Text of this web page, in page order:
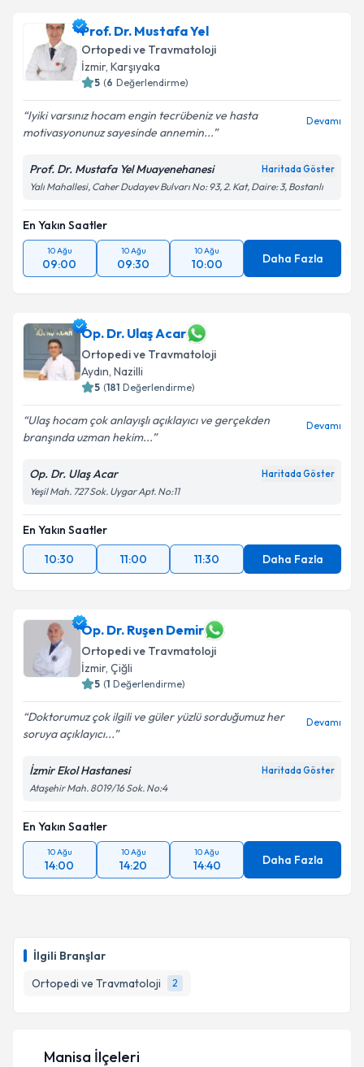
İlgili Branşlar
Ortopedi ve Travmatoloji
2
Prof. Dr. Mustafa Yel
Ortopedi ve Travmatoloji
İzmir, Karşıyaka
5 (6 Değerlendirme)
Iyiki varsınız hocam engin tecrübeniz ve hasta
motivasyonunuz sayesinde annemin...
Devamı
Prof. Dr. Mustafa Yel Muayenehanesi Haritada Göster
Yalı Mahallesi, Caher Dudayev Bulvarı No: 93, 2. Kat, Daire: 3, Bostanlı
En Yakın Saatler
10 Ağu
09:00
10 Ağu
09:30
10 Ağu
10:00 Daha Fazla
Op. Dr. Ulaş Acar
Ortopedi ve Travmatoloji
Aydın, Nazilli
5 (181 Değerlendirme)
Ulaş hocam çok anlayışlı açıklayıcı ve gerçekden
branşında uzman hekim...
Devamı
Op. Dr. Ulaş Acar Haritada Göster
Yeşil Mah. 727 Sok. Uygar Apt. No:11
En Yakın Saatler
10:30
11:00 11:30 Daha Fazla
Op. Dr. Ruşen Demir
Ortopedi ve Travmatoloji
İzmir, Çiğli
5 (1 Değerlendirme)
Doktorumuz çok ilgili ve güler yüzlü sorduğumuz her
soruya açıklayıcı...
Devamı
İzmir Ekol Hastanesi Haritada Göster
Ataşehir Mah. 8019/16 Sok. No:4
En Yakın Saatler
10 Ağu
14:00
10 Ağu
14:20
10 Ağu
14:40 Daha Fazla
Manisa İlçeleri